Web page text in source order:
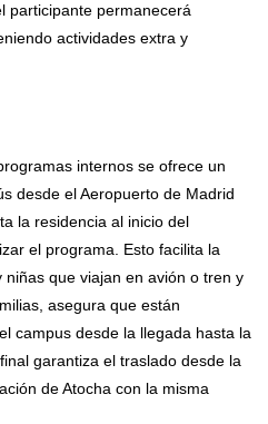
participante permanecerá
actividades extra y
internos se ofrece un
desde el Aeropuerto de Madrid
la residencia al inicio del
el programa. Esto facilita la
que viajan en avión o tren y
asegura que están
campus desde la llegada hasta la
garantiza el traslado desde la
de Atocha con la misma